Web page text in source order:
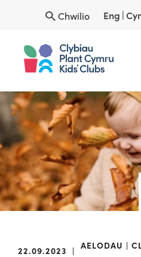
Chwilio Eng |
22.09.2023 | AELODAU